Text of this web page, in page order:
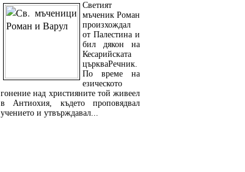
Светият
мъченик Роман
произхождал
от Палестина и
бил дякон на
Кесарийската
църкваРечник.
По време на
езическото
гонение над християните той живеел
в Антиохия, където проповядвал
учението и утвърждавал...